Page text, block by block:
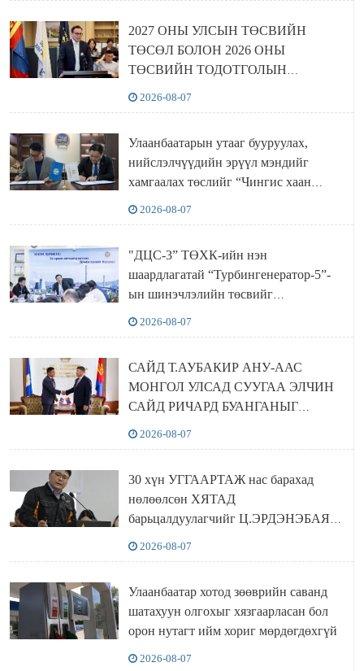
2027 ОНЫ УЛСЫН ТӨСВИЙН
ТӨСӨЛ БОЛОН 2026 ОНЫ
ТӨСВИЙН ТОДОТГОЛЫН
2026-08-07
Улаанбаатарын утааг бууруулах,
нийслэлчүүдийн эрүүл мэндийг
хамгаалах төслийг “Чингис хаан
2026-08-07
"ДЦС-3” ТӨХК-ийн нэн
шаардлагатай “Турбингенератор-5”-
ын шинэчлэлийн төсвийг
2026-08-07
САЙД Т.АУБАКИР АНУ-ААС
МОНГОЛ УЛСАД СУУГАА ЭЛЧИН
САЙД РИЧАРД БУАНГАНЫГ
2026-08-07
30 хүн УГГААРТАЖ нас барахад
нөлөөлсөн ХЯТАД
барьцалдуулагчийг Ц.ЭРДЭНЭБАЯР
2026-08-07
Улаанбаатар хотод зөөврийн саванд
шатахуун олгохыг хязгаарласан бол
орон нутагт ийм хориг мөрдөгдөхгүй
2026-08-07